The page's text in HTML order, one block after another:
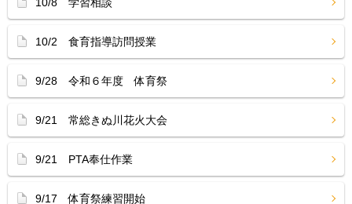
10/2 食育指導訪問授業
9/28 令和６年度 体育祭
9/21 常総きぬ川花火大会
9/21 PTA奉仕作業
9/17 体育祭練習開始